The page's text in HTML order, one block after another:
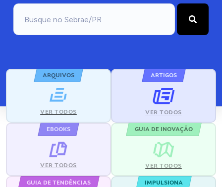
ARQUIVOS
VER TODOS
ARTIGOS
VER TODOS
EBOOKS
VER TODOS
GUIA DE INOVAÇÃO
VER TODOS
GUIA DE TENDÊNCIAS IMPULSIONA